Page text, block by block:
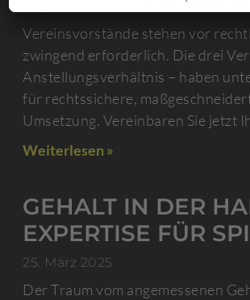
Vereinsvorstände stehen vor
zwingend erforderlich. Die drei
Anstellungsverhältnis – haben
für rechtssichere,
Umsetzung. Vereinbaren Sie jetzt
Weiterlesen »
GEHALT IN DER
EXPERTISE FÜR
25. März 2025
Der Traum vom angemessenen